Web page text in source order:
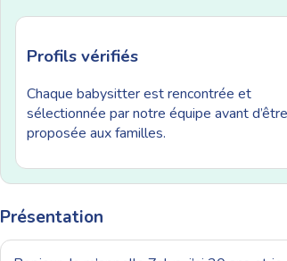
Profils vérifiés
Chaque babysitter est rencontrée et
sélectionnée par notre équipe avant d’être
proposée aux familles.
Présentation